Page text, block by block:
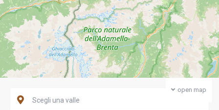
open map
Scegli una valle